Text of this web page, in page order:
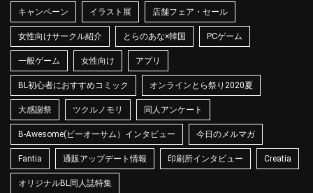
キャンペーン イラスト展 店舗フェア・セール
女性向けサークル紹介 とらのあな×韓国 PCゲーム
一般ゲーム 女性向け アプリ
BL初心者におすすめコミック オンラインとら祭り2020夏
大感謝祭 ツクルノモリ 同人アンケート
B-Awesome(ビーオーサム）インタビュー 今日のメルマガ
Fantia 通販アップデート情報 印刷所インタビュー Creatia
オリジナルBL同人誌特集